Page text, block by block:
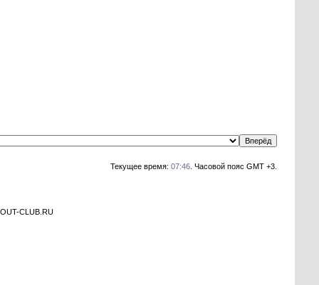
Текущее время: 07:46 . Часовой пояс GMT +3.
CLUB.RU